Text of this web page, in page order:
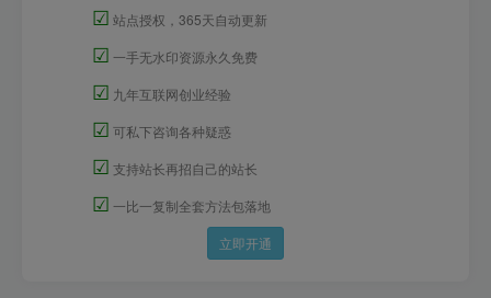
☑ 站点授权，365天自动更新
☑ 一手无水印资源永久免费
☑ 九年互联网创业经验
☑ 可私下咨询各种疑惑
☑ 支持站长再招自己的站长
☑ 一比一复制全套方法包落地
立即开通